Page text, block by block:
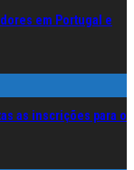
em Portugal e
as inscrições para o